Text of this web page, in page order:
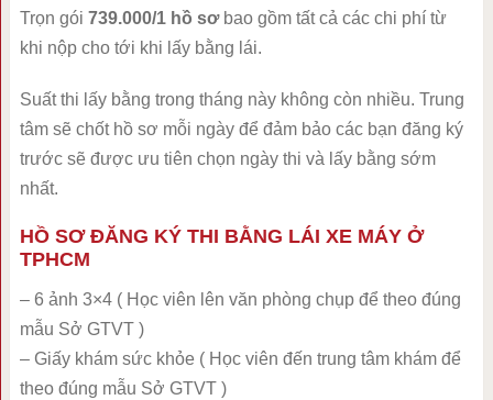
Trọn gói 739.000/1 hồ sơ bao gồm tất cả các chi phí từ
khi nộp cho tới khi lấy bằng lái.
Suất thi lấy bằng trong tháng này không còn nhiều. Trung
tâm sẽ chốt hồ sơ mỗi ngày để đảm bảo các bạn đăng ký
trước sẽ được ưu tiên chọn ngày thi và lấy bằng sớm
nhất.
HỒ SƠ ĐĂNG KÝ THI BẰNG LÁI XE MÁY Ở
TPHCM
– 6 ảnh 3×4 ( Học viên lên văn phòng chụp để theo đúng
mẫu Sở GTVT )
– Giấy khám sức khỏe ( Học viên đến trung tâm khám để
theo đúng mẫu Sở GTVT )